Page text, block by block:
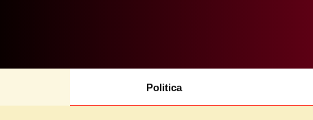
Politica